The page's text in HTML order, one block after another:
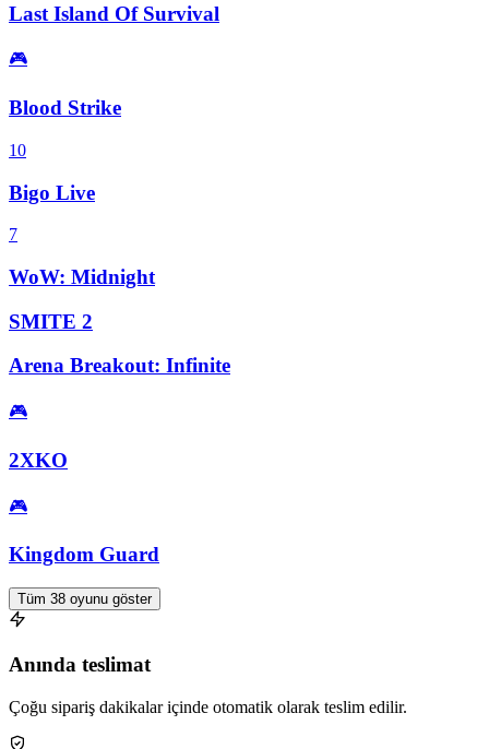
Last Island Of Survival
🎮
Blood Strike
10
Bigo Live
7
WoW: Midnight
SMITE 2
Arena Breakout: Infinite
🎮
2XKO
🎮
Kingdom Guard
Tüm 38 oyunu göster
Anında teslimat
Çoğu sipariş dakikalar içinde otomatik olarak teslim edilir.